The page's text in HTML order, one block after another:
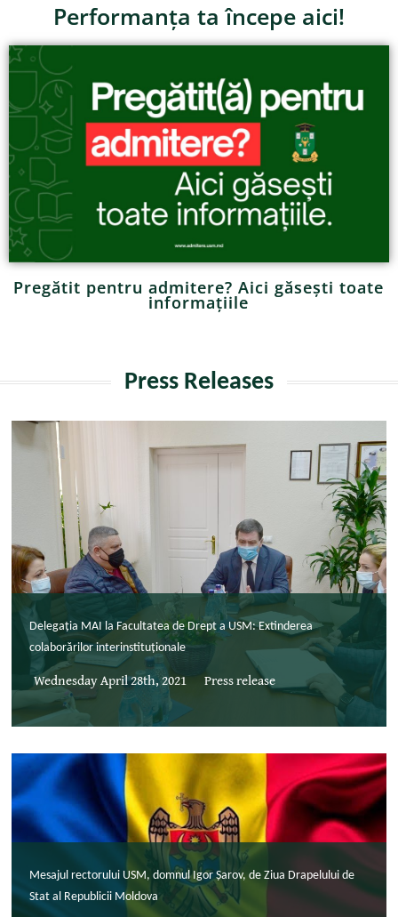
Performanța ta începe aici!
Pregătit pentru admitere? Aici găsești toate
informațiile
Press Releases
Delegația MAI la Facultatea de Drept a USM: Extinderea
colaborărilor interinstituționale
Wednesday April 28th, 2021 Press release
Mesajul rectorului USM, domnul Igor Șarov, de Ziua Drapelului de
Stat al Republicii Moldova